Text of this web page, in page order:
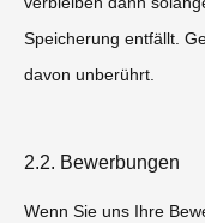
Speicherung entfällt.
davon unberührt.
2.2. Bewerbungen
Wenn Sie uns Ihre